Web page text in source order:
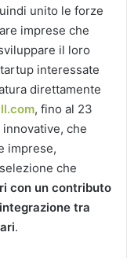
unito le forze
imprese che
il loro
interessate
direttamente
, fino al 23
che
imprese,
che
con un contributo
tra
.